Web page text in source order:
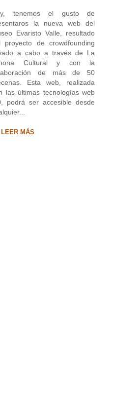
tenemos el gusto de
la nueva web del
Evaristo Valle, resultado
proyecto de crowdfounding
a cabo a través de La
Cultural y con la
de más de 50
Esta web, realizada
las últimas tecnologías web
podrá ser accesible desde
LEER MÁS